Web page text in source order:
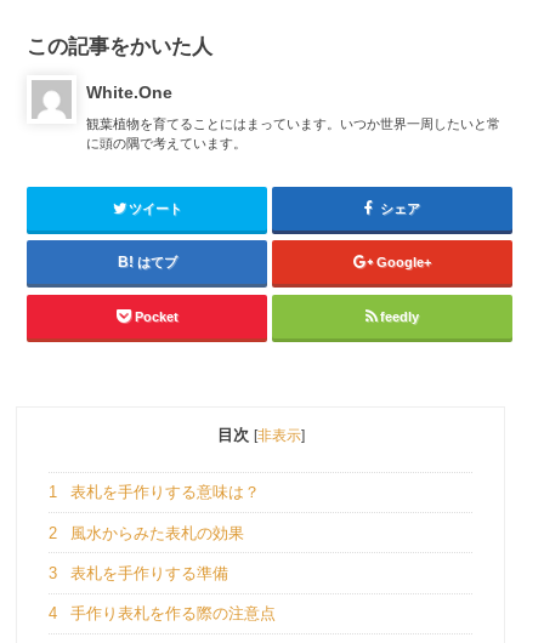
この記事をかいた人
White.One
観葉植物を育てることにはまっています。いつか世界一周したいと常
に頭の隅で考えています。
ツイート シェア
はてブ Google+
Pocket feedly
目次 [非表示]
1 表札を手作りする意味は？
2 風水からみた表札の効果
3 表札を手作りする準備
4 手作り表札を作る際の注意点